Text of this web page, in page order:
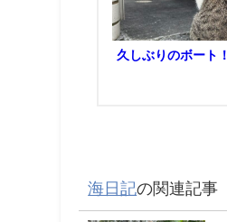
久しぶりのボート！
海日記の関連記事